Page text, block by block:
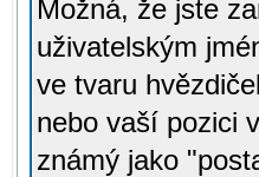
Možná, že jste
uživatelským
ve tvaru
nebo vaší pozici
známý jako